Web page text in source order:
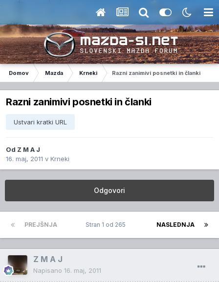
Domov Mazda Krneki Razni zanimivi posnetki in članki
Razni zanimivi posnetki in članki
Ustvari kratki URL
Od Z M A J
16. maj, 2011 v Krneki
Odgovori
PREJŠNJA NASLEDNJA
Stran 1 od 265
Z M A J
Napisano 16. maj, 2011